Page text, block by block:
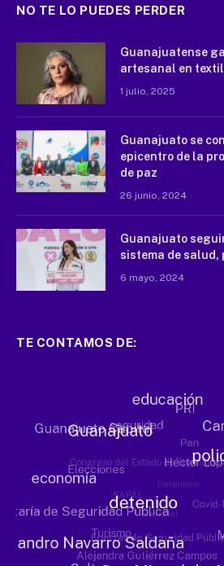
NO TE LO PUEDES PERDER
Guanajuatense
artesanal en
1 julio, 2025
Guanajuato se
epicentro de la
de paz
26 junio, 2024
Guanajuato
sistema de salud,
6 mayo, 2024
TE CONTAMOS DE: